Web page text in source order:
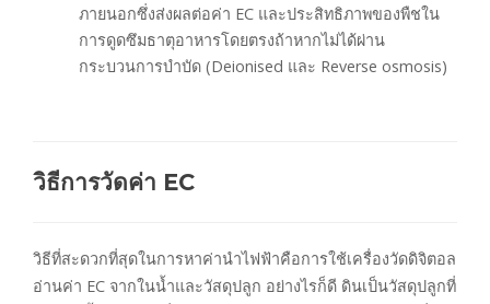
ภายนอกซึ่งส่งผลต่อค่า EC และประสิทธิภาพของพืชใน
การดูดซึมธาตุอาหารโดยตรงถ้าหากไม่ได้ผ่าน
กระบวนการบำบัด (Deionised และ Reverse osmosis)
วิธีการวัดค่า EC
วิธีที่สะดวกที่สุดในการหาค่านำไฟฟ้าคือการใช้เครื่องวัดดิจิตอล
อ่านค่า EC จากในน้ำและวัสดุปลูก อย่างไรก็ดี ดินเป็นวัสดุปลูกที่